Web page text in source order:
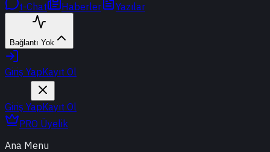
t-Chat Haberler Yazılar
Bağlantı Yok
Giriş YapKayıt Ol
Giriş YapKayıt Ol
PRO Üyelik
Ana Menu